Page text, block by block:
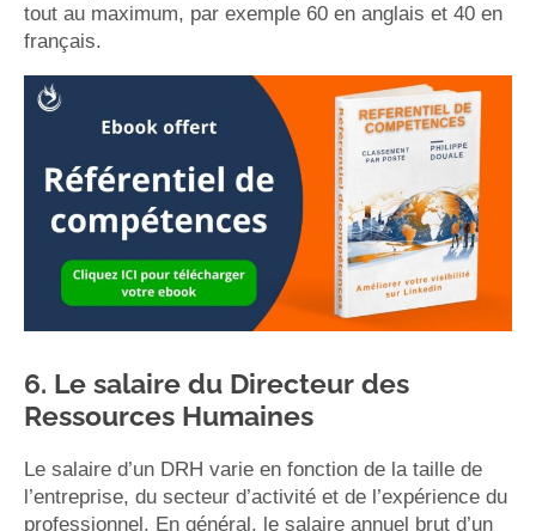
tout au maximum, par exemple 60 en anglais et 40 en
français.
6. Le salaire du Directeur des
Ressources Humaines
Le salaire d’un DRH varie en fonction de la taille de
l’entreprise, du secteur d’activité et de l’expérience du
professionnel. En général, le salaire annuel brut d’un